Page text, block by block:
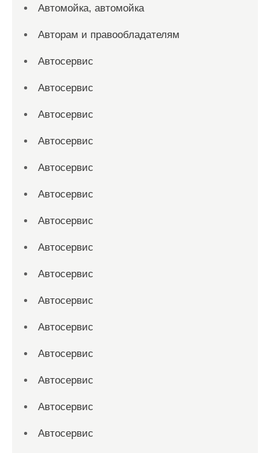
Автомойка, автомойка
Авторам и правообладателям
Автосервис
Автосервис
Автосервис
Автосервис
Автосервис
Автосервис
Автосервис
Автосервис
Автосервис
Автосервис
Автосервис
Автосервис
Автосервис
Автосервис
Автосервис